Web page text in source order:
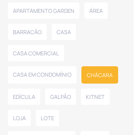
APARTAMENTO GARDEN ÁREA
BARRACÃO CASA
CASA COMERCIAL
CASA EM CONDOMÍNIO CHÁCARA
EDÍCULA GALPÃO KITNET
LOJA LOTE